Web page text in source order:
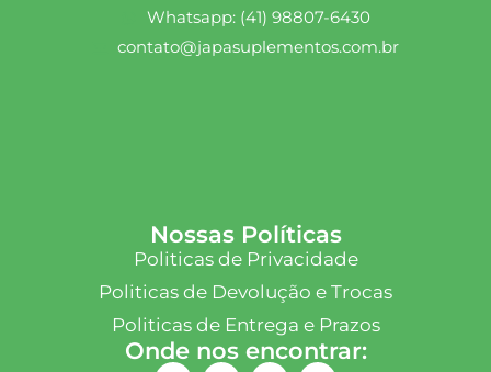
Whatsapp: (41) 98807-6430
contato@japasuplementos.com.br
Nossas Políticas
Politicas de Privacidade
Politicas de Devolução e Trocas
Politicas de Entrega e Prazos
Onde nos encontrar: